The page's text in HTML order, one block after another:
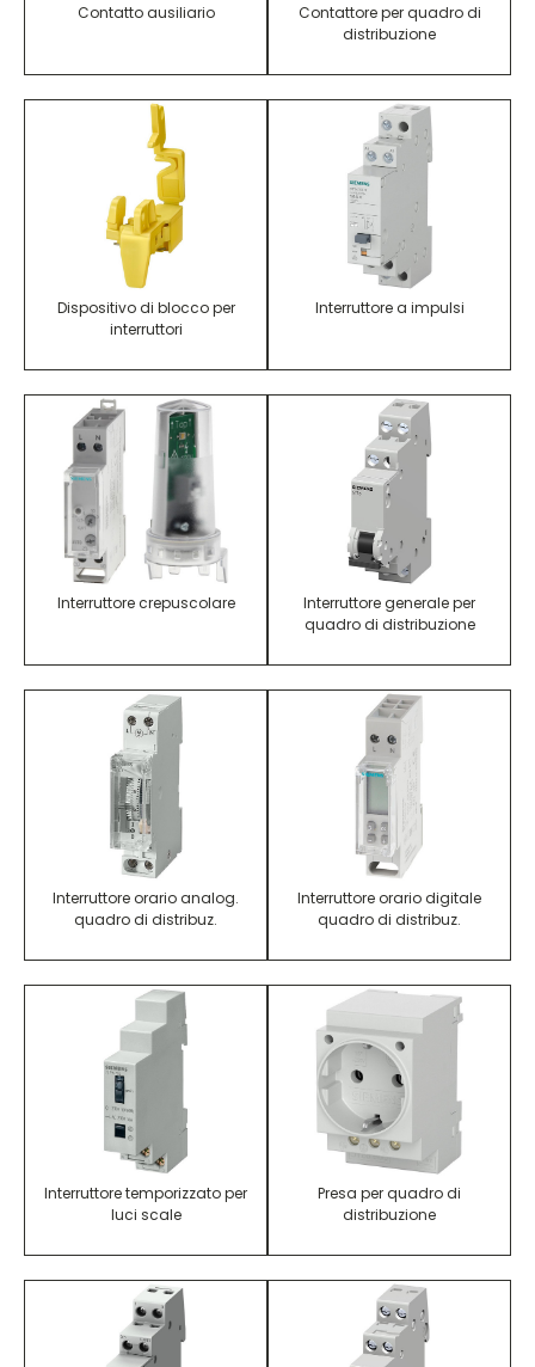
Contatto ausiliario
Contattore per quadro di
distribuzione
Dispositivo di blocco per
interruttori
Interruttore a impulsi
Interruttore crepuscolare
Interruttore generale per
quadro di distribuzione
Interruttore orario analog.
quadro di distribuz.
Interruttore orario digitale
quadro di distribuz.
Interruttore temporizzato per
luci scale
Presa per quadro di
distribuzione